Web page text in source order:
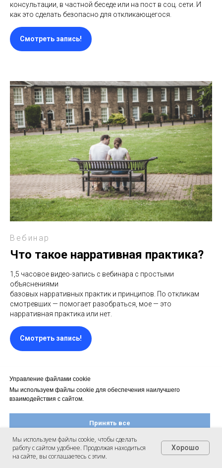
Управление файлами cookie
Мы используем файлы cookie для обеспечения наилучшего
взаимодействия с сайтом.
Принять все
Настроить файлы cookie
консультации, в частной беседе или на пост в соц. сети. И
как это сделать безопасно для откликающегося.
Смотреть запись!
Вебинар
Что такое нарративная практика?
1,5 часовое видео-запись с вебинара с простыми
объяснениями
базовых нарративных практик и принципов. По откликам
смотревших — помогает разобраться, мое — это
нарративная практика или нет.
Смотреть запись!
Мы используем файлы cookie, чтобы сделать
работу с сайтом удобнее. Продолжая находиться
на сайте, вы соглашаетесь с этим.
Хорошо